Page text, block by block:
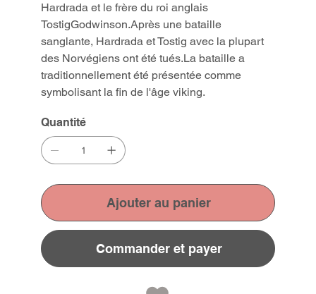
Hardrada et le frère du roi anglais
TostigGodwinson.Après une bataille
sanglante, Hardrada et Tostig avec la plupart
des Norvégiens ont été tués.La bataille a
traditionnellement été présentée comme
symbolisant la fin de l'âge viking.
Quantité
Ajouter au panier
Commander et payer